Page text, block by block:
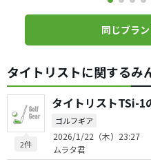
同じブラ
タイトリストに関するみ
2件
タイトリストTSi-1
ゴルフギア
2026/1/22（木）23:27
ムラタ君